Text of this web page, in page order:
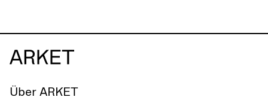
Über ARKET